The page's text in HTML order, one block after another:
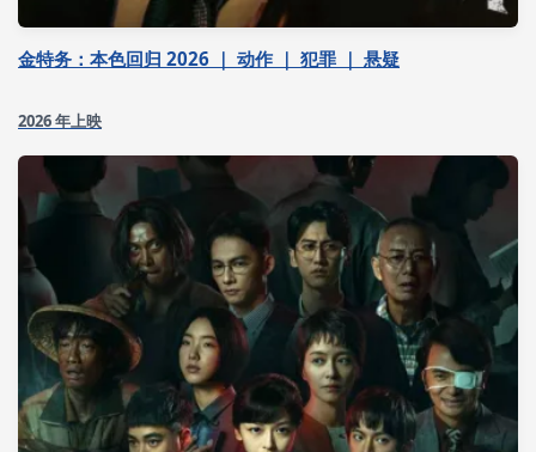
金特务：本色回归 2026 ｜ 动作 ｜ 犯罪 ｜ 悬疑
2026 年上映